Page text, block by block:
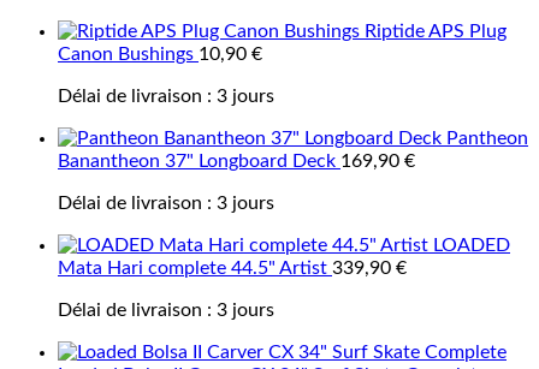
Riptide APS Plug
Canon Bushings 10,90 €
Délai de livraison : 3 jours
Pantheon
Banantheon 37" Longboard Deck 169,90 €
Délai de livraison : 3 jours
LOADED
Mata Hari complete 44.5" Artist 339,90 €
Délai de livraison : 3 jours